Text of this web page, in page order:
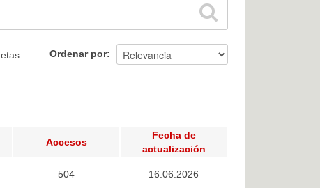
Ordenar por
Accesos
Fecha de
actualización
504 16.06.2026